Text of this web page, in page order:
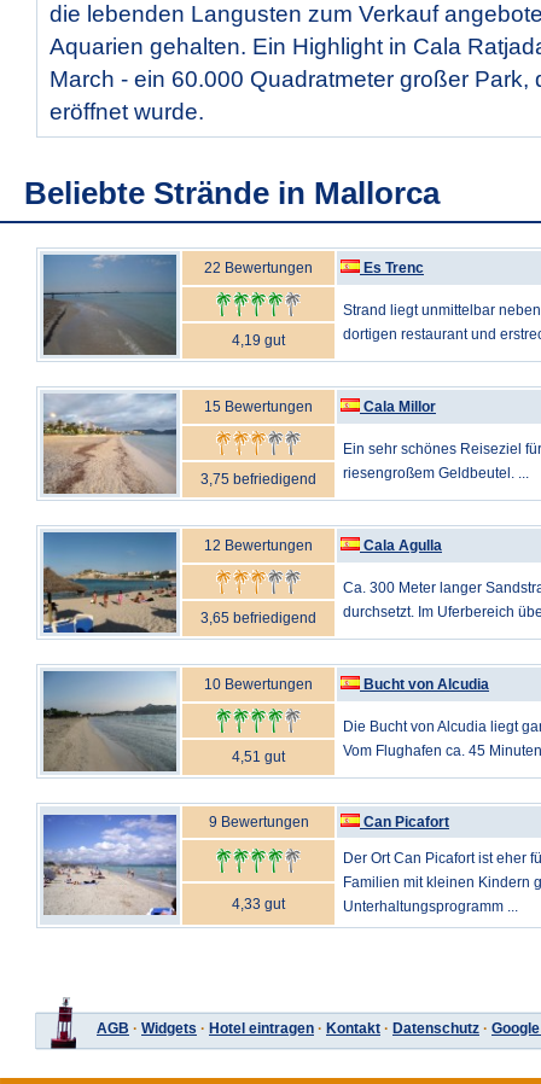
die lebenden Langusten zum Verkauf
Aquarien gehalten. Ein Highlight in Cala
March - ein 60.000 Quadratmeter großer Park,
eröffnet wurde.
Beliebte Strände in Mallorca
22 Bewertungen Es Trenc
Strand liegt unmittelbar
dortigen restaurant und
4,19 gut
15 Bewertungen Cala Millor
Ein sehr schönes Reiseziel
riesengroßem Geldbeutel. ...
3,75 befriedigend
12 Bewertungen Cala Agulla
Ca. 300 Meter langer
durchsetzt. Im Uferbereich
3,65 befriedigend
10 Bewertungen Bucht von Alcudia
Die Bucht von Alcudia liegt
Vom Flughafen ca. 45
4,51 gut
9 Bewertungen Can Picafort
Der Ort Can Picafort ist eher
Familien mit kleinen Kindern
Unterhaltungsprogramm ...
4,33 gut
AGB · Widgets · Hotel eintragen · Kontakt · Datenschutz ·